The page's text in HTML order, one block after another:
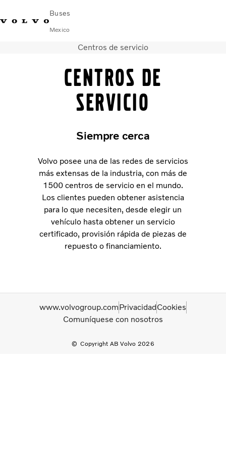
Buses
Mexico
Comuníquese con nosotroscentro de servicio
AUTOBUSES URBANOS E INTERURBANOS
AUTOBUSES FORÁNEOS
NOTICIAS E HISTORIAS
Centros de servicio
Centros de
servicio
Siempre cerca
Volvo posee una de las redes de servicios
más extensas de la industria, con más de
1500 centros de servicio en el mundo.
Los clientes pueden obtener asistencia
para lo que necesiten, desde elegir un
vehículo hasta obtener un servicio
certificado, provisión rápida de piezas de
repuesto o financiamiento.
Copyright AB Volvo 2026
www.volvogroup.comPrivacidadCookies
Comuníquese con nosotros